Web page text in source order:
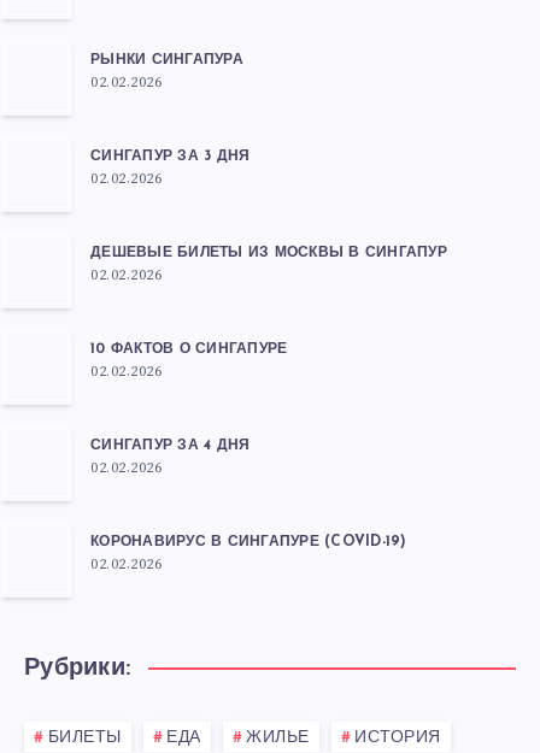
РЫНКИ СИНГАПУРА
02.02.2026
СИНГАПУР ЗА 3 ДНЯ
02.02.2026
ДЕШЕВЫЕ БИЛЕТЫ ИЗ МОСКВЫ В СИНГАПУР
02.02.2026
10 ФАКТОВ О СИНГАПУРЕ
02.02.2026
СИНГАПУР ЗА 4 ДНЯ
02.02.2026
КОРОНАВИРУС В СИНГАПУРЕ (COVID-19)
02.02.2026
Рубрики:
БИЛЕТЫ ЕДА ЖИЛЬЕ ИСТОРИЯ